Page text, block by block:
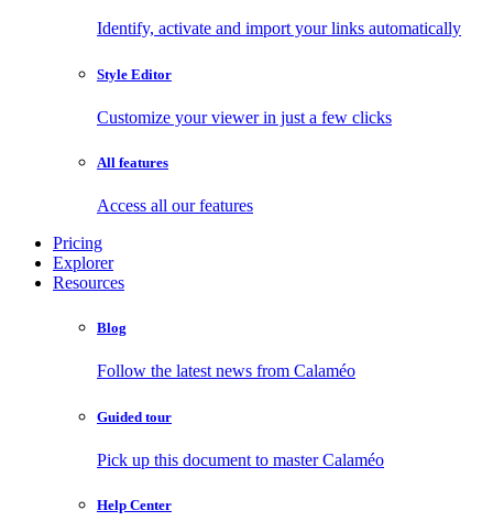
Identify, activate and import your links automatically
Style Editor
Customize your viewer in just a few clicks
All features
Access all our features
Pricing
Explorer
Resources
Blog
Follow the latest news from Calaméo
Guided tour
Pick up this document to master Calaméo
Help Center